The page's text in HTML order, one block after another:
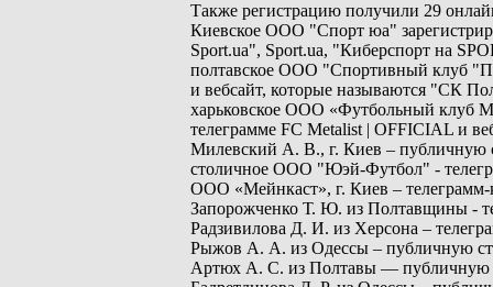
Также регистрацию получили 29
Киевское ООО "Спорт юа"
Sport.ua", Sport.ua, "Киберспорт на
полтавское ООО "Спортивный клуб
и вебсайт, которые называются "СК
харьковское ООО «Футбольный клуб
телеграмме FC Metalist | OFFICIAL и
Милевский А. В., г. Киев – публичную
столичное ООО "Юэй-Футбол" -
ООО «Мейнкаст», г. Киев – телеграмм-
Запорожченко Т. Ю. из Полтавщины -
Радзивилова Д. И. из Херсона –
Рыжов А. А. из Одессы – публичную
Артюх А. С. из Полтавы — публичную